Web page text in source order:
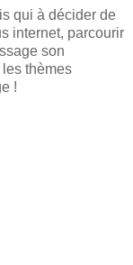
qui à décider de
internet, parcourir
son
les thèmes
!